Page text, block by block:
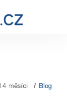
4 měsíci Blog